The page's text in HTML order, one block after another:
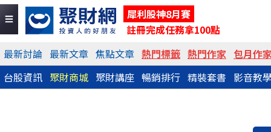
犀利股神8月賽
註冊完成任務拿100點
最新討論 最新文章 焦點文章 熱門標籤 熱門作家 包月作
台股資訊 聚財商城 聚財講座 暢銷排行 精裝套書 影音教